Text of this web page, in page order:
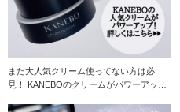
まだ大人気クリーム使ってない方は必
見！ KANEBOのクリームがパワーアッ